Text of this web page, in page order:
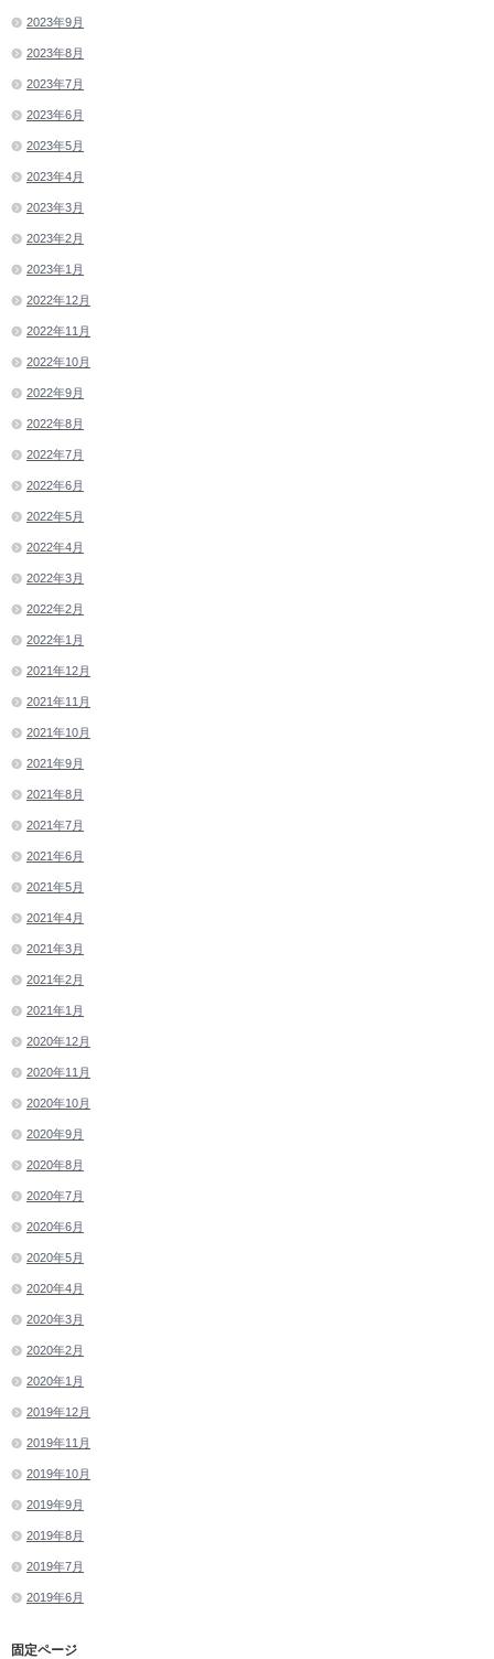
2023年9月
2023年8月
2023年7月
2023年6月
2023年5月
2023年4月
2023年3月
2023年2月
2023年1月
2022年12月
2022年11月
2022年10月
2022年9月
2022年8月
2022年7月
2022年6月
2022年5月
2022年4月
2022年3月
2022年2月
2022年1月
2021年12月
2021年11月
2021年10月
2021年9月
2021年8月
2021年7月
2021年6月
2021年5月
2021年4月
2021年3月
2021年2月
2021年1月
2020年12月
2020年11月
2020年10月
2020年9月
2020年8月
2020年7月
2020年6月
2020年5月
2020年4月
2020年3月
2020年2月
2020年1月
2019年12月
2019年11月
2019年10月
2019年9月
2019年8月
2019年7月
2019年6月
固定ページ